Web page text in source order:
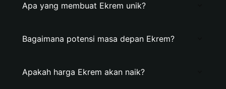
Apa yang membuat Ekrem unik?
Bagaimana potensi masa depan Ekrem?
Apakah harga Ekrem akan naik?